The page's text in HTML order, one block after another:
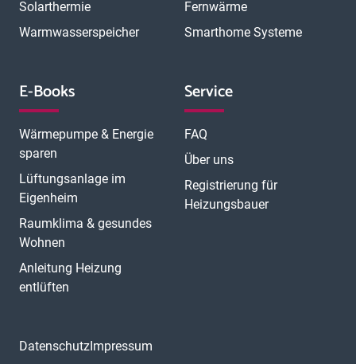
Solarthermie
Warmwasserspeicher
Fernwärme
Smarthome Systeme
E-Books
Wärmepumpe & Energie
sparen
Lüftungsanlage im
Eigenheim
Raumklima & gesundes
Wohnen
Anleitung Heizung
entlüften
Service
FAQ
Über uns
Registrierung für
Heizungsbauer
DatenschutzImpressum